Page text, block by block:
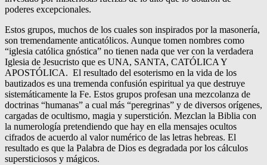
poderes excepcionales.
Estos grupos, muchos de los cuales son inspirados por la masonería,
son tremendamente anticatólicos. Aunque tomen nombres como
“iglesia católica gnóstica” no tienen nada que ver con la verdadera
Iglesia de Jesucristo que es UNA, SANTA, CATÓLICA Y
APOSTÓLICA. El resultado del esoterismo en la vida de los
bautizados es una tremenda confusión espiritual ya que destruye
sistemáticamente la Fe. Estos grupos profesan una mezcolanza de
doctrinas “humanas” a cual más “peregrinas” y de diversos orígenes,
cargadas de ocultismo, magia y superstición. Mezclan la Biblia con
la numerología pretendiendo que hay en ella mensajes ocultos
cifrados de acuerdo al valor numérico de las letras hebreas. El
resultado es que la Palabra de Dios es degradada por los cálculos
supersticiosos y mágicos.